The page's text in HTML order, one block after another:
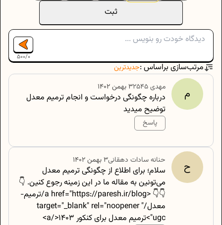
ثبت
500/0
مرتب‌سازی براساس :جدیدترین
م مهدی2545۳ بهمن ۱۴۰۲
درباره چگونگی درخواست و انجام ترمیم معدل
توضیح میدید
پاسخ
ح حنانه سادات دهقانی۳ بهمن ۱۴۰۲
سلام؛ برای اطلاع از چگونگی ترمیم معدل
می‌تونین به مقاله ما در این زمینه رجوع کنین. 👇
👇👇 <a href="https://paresh.ir/blog/ترمیم-
معدل/" target="_blank" rel="noopener
ugc">ترمیم معدل برای کنکور 1403</a>